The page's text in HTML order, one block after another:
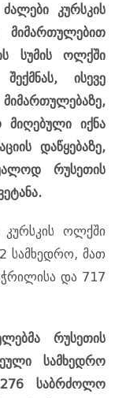
კურსკის
სუმის ოლქში
ისევე
მიღებული იქნა
დაწყებაზე,
რუსეთის
კურსკის ოლქში
სამხედრო, მათ
და 717
რუსეთის
სამხედრო
საბრძოლო